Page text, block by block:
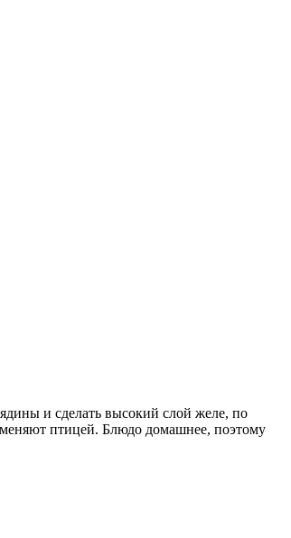
и сделать высокий слой желе, по
птицей. Блюдо домашнее, поэтому